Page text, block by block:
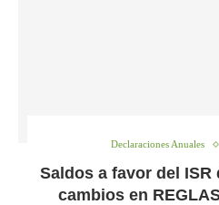
Declaraciones Anuales
Saldos a favor del
cambios en